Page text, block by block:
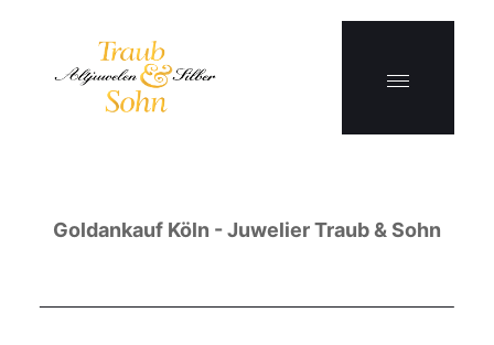
Goldankauf Köln - Juwelier Traub & Sohn